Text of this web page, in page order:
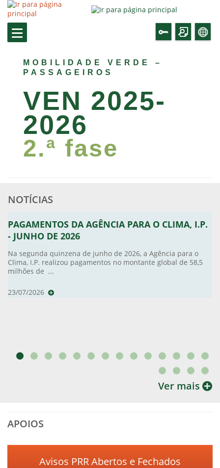
MOBILIDADE VERDE –
PASSAGEIROS
VEN 2025-
2026
2.ª fase
NOTÍCIAS
PAGAMENTOS DA AGÊNCIA PARA O CLIMA, I.P.
- JUNHO DE 2026
Na segunda quinzena de junho de 2026, a Agência para o
Clima, I.P. realizou pagamentos no montante global de 58,5
milhões de ...
23/07/2026
Ver mais
APOIOS
Avisos PRR Abertos e Fechados